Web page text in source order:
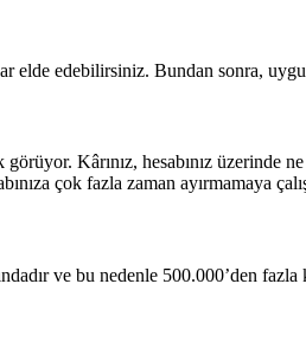
elde edebilirsiniz. Bundan sonra,
Kârınız, hesabınız üzerinde
çok fazla zaman ayırmamaya
ve bu nedenle 500.000’den